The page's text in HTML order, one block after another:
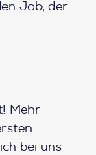
Job, der
Mehr
bei uns